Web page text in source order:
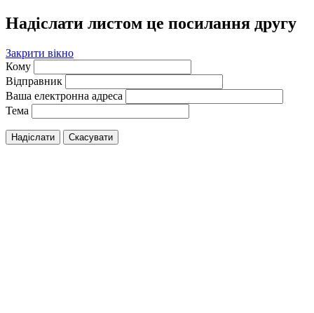
Надіслати листом це посилання другу
Закрити вікно
Кому
Відправник
Ваша електронна адреса
Тема
Надіслати Скасувати